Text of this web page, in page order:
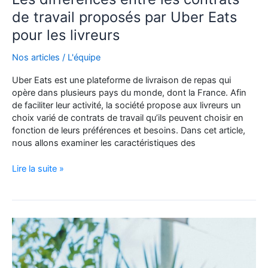
de travail proposés par Uber Eats
pour les livreurs
Nos articles / L'équipe
Uber Eats est une plateforme de livraison de repas qui
opère dans plusieurs pays du monde, dont la France. Afin
de faciliter leur activité, la société propose aux livreurs un
choix varié de contrats de travail qu’ils peuvent choisir en
fonction de leurs préférences et besoins. Dans cet article,
nous allons examiner les caractéristiques des
Les
contrats
de
travail
proposés
Lire la suite »